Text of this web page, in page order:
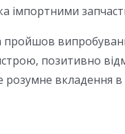
імпортними
позитивно
розумне вкладення